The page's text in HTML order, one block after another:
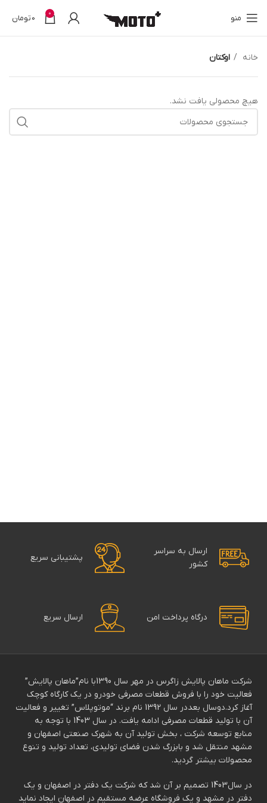
منو 0
0تومان
خانه اوکتان
هیچ محصولی یافت نشد.
ارسال به سراسر
کشور
پشتیبانی سریع
درگاه پرداخت امن ارسال سریع
شرکت ماهان پالایش زاگرس در مهر سال 1390با نام”ماهان پالایش”
فعالیت خود را با فروش قطعات مصرفی خودرو در یک کارگاه کوچک
آغاز کرد.دوسال بعددر سال 1392 نام برند “موتوپلاس” تغییر و فعالیت
آن با تولید قطعات مصرفی ادامه یافت. در سال 1403 با توجه به
منابع توسعه شرکت ، بخش تولید آن به شهرک صنعتی اصفهان و
مشهد منتقل شد و بابزرگ شدن فضای تولیدی، تعداد تولید و تنوع
محصولات بیشتر گردید.
در سال1403 تصمیم بر آن شد که شرکت یک دفتر در اصفهان و یک
دفتر در مشهد و یک فروشگاه عرضه مستقیم در اصفهان ایجاد نماید